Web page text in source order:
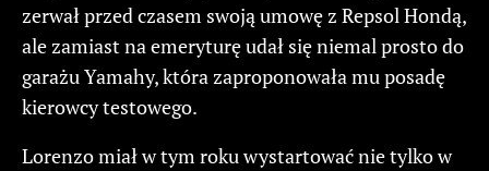
zerwał przed czasem swoją umowę z Repsol Hondą,
ale zamiast na emeryturę udał się niemal prosto do
garażu Yamahy, która zaproponowała mu posadę
kierowcy testowego.
Lorenzo miał w tym roku wystartować nie tylko w